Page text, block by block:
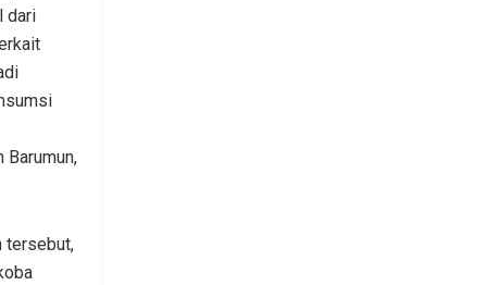
dari
Barumun,
tersebut,